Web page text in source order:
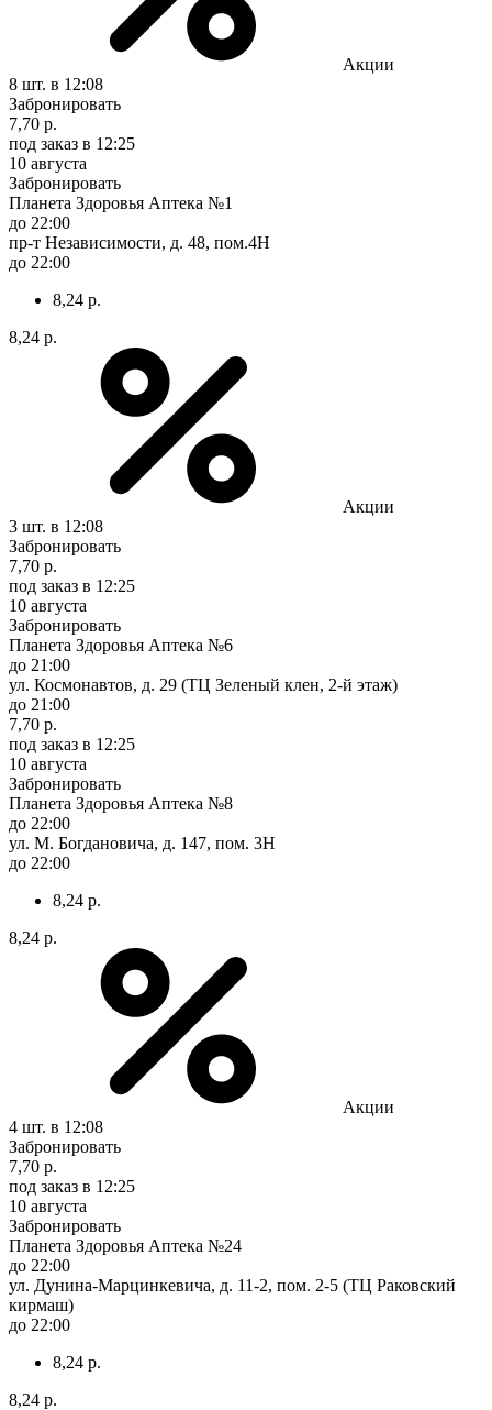
Акции
8 шт. в 12:08
Забронировать
7,70 р.
под заказ в 12:25
10 августа
Забронировать
Планета Здоровья Аптека №1
до 22:00
пр-т Независимости, д. 48, пом.4Н
до 22:00
8,24 р.
8,24 р.
Акции
3 шт. в 12:08
Забронировать
7,70 р.
под заказ в 12:25
10 августа
Забронировать
Планета Здоровья Аптека №6
до 21:00
ул. Космонавтов, д. 29 (ТЦ Зеленый клен, 2-й этаж)
до 21:00
7,70 р.
под заказ в 12:25
10 августа
Забронировать
Планета Здоровья Аптека №8
до 22:00
ул. М. Богдановича, д. 147, пом. 3Н
до 22:00
8,24 р.
8,24 р.
Акции
4 шт. в 12:08
Забронировать
7,70 р.
под заказ в 12:25
10 августа
Забронировать
Планета Здоровья Аптека №24
до 22:00
ул. Дунина-Марцинкевича, д. 11-2, пом. 2-5 (ТЦ Раковский
кирмаш)
до 22:00
8,24 р.
8,24 р.